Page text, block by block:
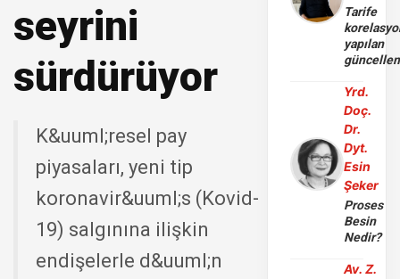
seyrini
sürdürüyor
K&uuml;resel pay
piyasaları, yeni tip
koronavir&uuml;s (Kovid-
19) salgınına ilişkin
endişelerle d&uuml;n
Tarife
yapılan
Yrd.
Doç.
Dr.
Dyt.
Esin
Şeker
Proses
Besin
Nedir?
Av. Z.